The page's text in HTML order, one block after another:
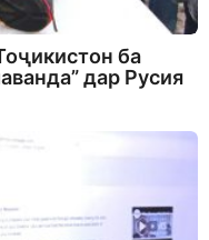
ба
дар Русия